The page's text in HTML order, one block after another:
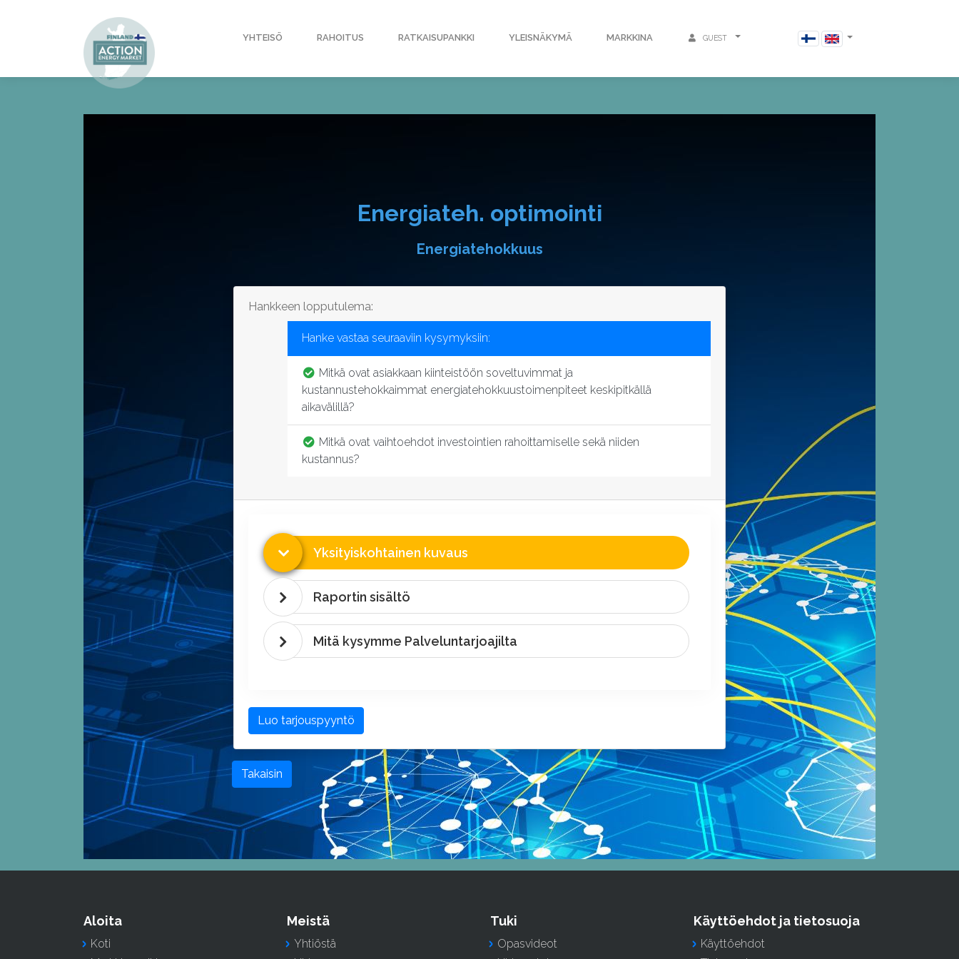
YHTEISÖ RAHOITUS RATKAISUPANKKI YLEISNÄKYMÄ MARKKINA GUEST
Energiateh. optimointi
Energiatehokkuus
Hankkeen lopputulema:
Hanke vastaa seuraaviin kysymyksiin:
Mitkä ovat asiakkaan kiinteistöön soveltuvimmat ja
kustannustehokkaimmat energiatehokkuustoimenpiteet keskipitkällä
aikavälillä?
Mitkä ovat vaihtoehdot investointien rahoittamiselle sekä niiden
kustannus?
Yksityiskohtainen kuvaus
Raportin sisältö
Mitä kysymme Palveluntarjoajilta
Luo tarjouspyyntö
Takaisin
Aloita
Koti
Meistä
Yhtiöstä
Tuki
Opasvideot
Käyttöehdot ja tietosuoja
Käyttöehdot